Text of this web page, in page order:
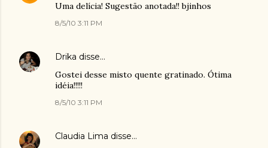
Uma delícia! Sugestão anotada!! bjinhos
8/5/10 3:11 PM
Drika disse…
Gostei desse misto quente gratinado. Ótima
idéia!!!!!
8/5/10 3:11 PM
Claudia Lima disse…